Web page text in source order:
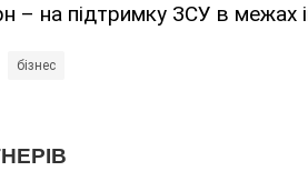
– на підтримку ЗСУ в межах
бізнес